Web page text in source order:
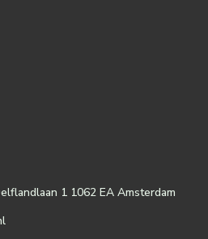
1 1062 EA Amsterdam